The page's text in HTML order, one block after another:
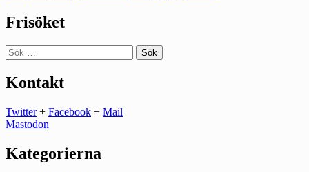
Frisöket
Sök
efter:
Kontakt
Twitter+ Facebook + Mail
Mastodon
Kategorierna